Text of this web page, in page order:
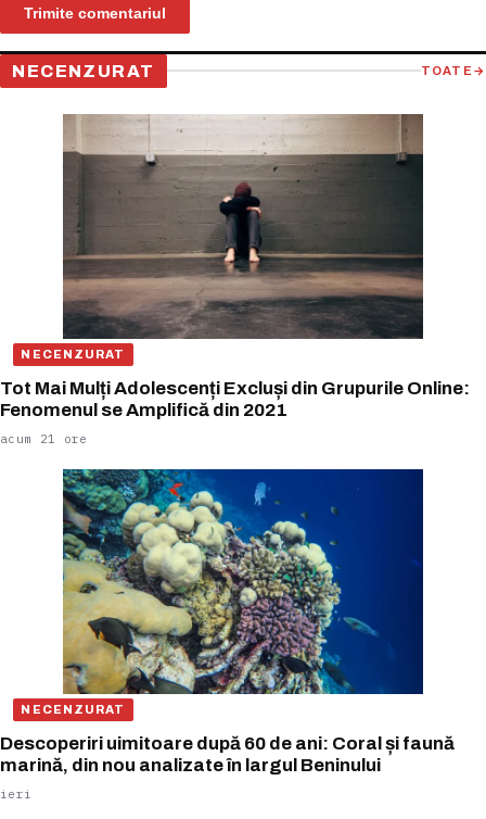
NECENZURAT TOATE →
NECENZURAT
Tot Mai Mulți Adolescenți Excluși din Grupurile Online:
Fenomenul se Amplifică din 2021
acum 21 ore
NECENZURAT
Descoperiri uimitoare după 60 de ani: Coral și faună
marină, din nou analizate în largul Beninului
ieri